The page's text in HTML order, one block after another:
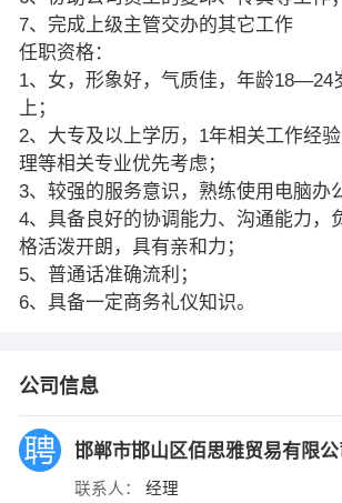
7、完成上级主管交办的其它工作
任职资格：
1、女，形象好，气质佳，年龄18—24
上；
2、大专及以上学历，1年相关工作经
理等相关专业优先考虑；
3、较强的服务意识，熟练使用电脑办
4、具备良好的协调能力、沟通能力，
格活泼开朗，具有亲和力；
5、普通话准确流利；
6、具备一定商务礼仪知识。
公司信息
邯郸市邯山区佰思雅贸易有限公
联系人： 经理